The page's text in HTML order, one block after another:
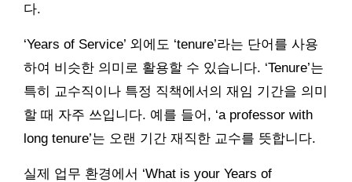
다.
‘Years of Service’ 외에도 ‘tenure’라는 단어를 사용
하여 비슷한 의미로 활용할 수 있습니다. ‘Tenure’는
특히 교수직이나 특정 직책에서의 재임 기간을 의미
할 때 자주 쓰입니다. 예를 들어, ‘a professor with
long tenure’는 오랜 기간 재직한 교수를 뜻합니다.
실제 업무 환경에서 ‘What is your Years of